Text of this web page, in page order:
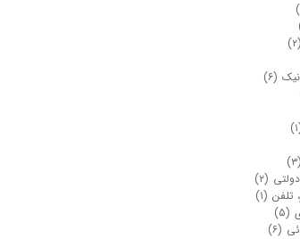
(۲)
(۶)
(۳)
(۲)
تلفن (۱)
(۵)
(۶)